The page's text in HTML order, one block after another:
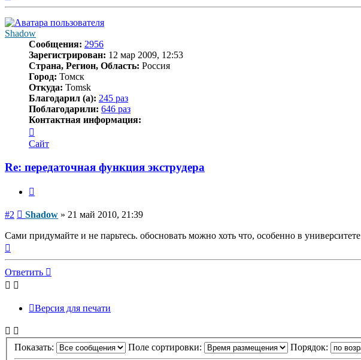
Shadow
Сообщения: 2956
Зарегистрирован: 12 мар 2009, 12:53
Страна, Регион, Область: Россия
Город: Томск
Откуда: Tomsk
Благодарил (а): 245 раз
Поблагодарили: 646 раз
Контактная информация:
информация
пользователя
Сайт
Re: передаточная функция экструдера
#2 Сообщение
Shadow » 21 май 2010, 21:39
Сами придумайте и не парьтесь. обосновать можно хоть что, особенно в университете
началу
Ответить
Версия для печати
Показать: Поле сортировки: Порядок: